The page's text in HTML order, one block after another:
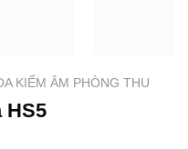
KIỂM ÂM PHÒNG THU
HS5